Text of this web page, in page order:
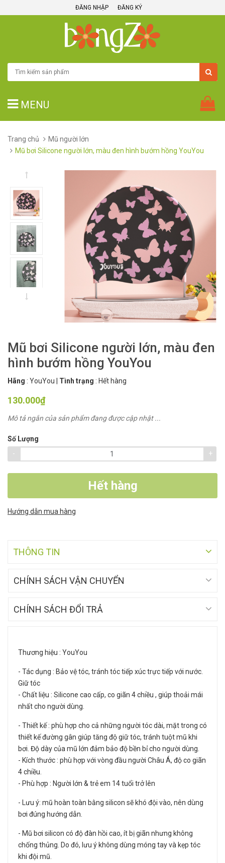
ĐĂNG NHẬP ĐĂNG KÝ
MENU
Trang chủ
Mũ người lớn
Mũ bơi Silicone người lớn, màu đen hình bướm hồng YouYou
Mũ bơi Silicone người lớn, màu đen
hình bướm hồng YouYou
Hãng : YouYou | Tình trạng : Hết hàng
130.000₫
Mô tả ngắn của sản phẩm đang được cập nhật ...
Số Lượng
-
+
Hết hàng
Hướng dẫn mua hàng
THÔNG TIN
CHÍNH SÁCH VẬN CHUYỂN
CHÍNH SÁCH ĐỔI TRẢ
Thương hiệu : YouYou
- Tác dụng : Bảo vệ tóc, tránh tóc tiếp xúc trực tiếp với nước.
Giữ tóc
- Chất liệu : Silicone cao cấp, co giãn 4 chiều , giúp thoải mái
nhất cho người dùng.
- Thiết kế : phù hợp cho cả những người tóc dài, mặt trong có
thiết kế đường gân giúp tăng độ giữ tóc, tránh tuột mũ khi
bơi. Độ dày của mũ lớn đảm bảo độ bền bỉ cho người dùng.
- Kích thước : phù hợp với vòng đầu người Châu Á, độ co giãn
4 chiều.
- Phù hợp : Người lớn & trẻ em 14 tuổi trở lên
- Lưu ý: mũ hoàn toàn bằng silicon sẽ khó đội vào, nên dùng
bơi đúng hướng dẫn.
- Mũ bơi silicon có độ đàn hồi cao, ít bị giãn nhưng không
chống thủng. Do đó, lưu ý không dùng móng tay và kẹp tóc
khi đội mũ.